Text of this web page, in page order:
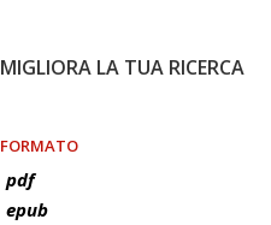
MIGLIORA LA TUA RICERCA
FORMATO
pdf
epub